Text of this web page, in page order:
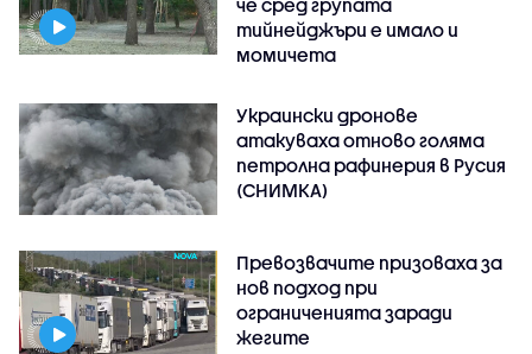
че сред групата
тийнейджъри е имало и
момичета
Украински дронове
атакуваха отново голяма
петролна рафинерия в Русия
(СНИМКА)
Превозвачите призоваха за
нов подход при
ограниченията заради
жегите